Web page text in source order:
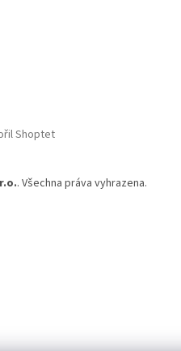
Shoptet
. Všechna práva vyhrazena.